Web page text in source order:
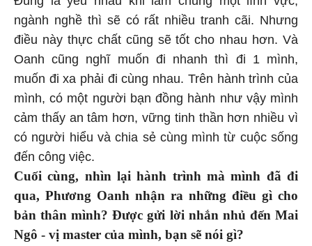
ngành nghề thì sẽ có rất nhiều tranh cãi. Nhưng
điều này thực chất cũng sẽ tốt cho nhau hơn. Và
Oanh cũng nghĩ muốn đi nhanh thì đi 1 mình,
muốn đi xa phải đi cùng nhau. Trên hành trình của
mình, có một người bạn đồng hành như vậy mình
cảm thấy an tâm hơn, vững tinh thần hơn nhiều vì
có người hiểu và chia sẻ cùng mình từ cuộc sống
đến công việc.
Cuối cùng, nhìn lại hành trình mà mình đã đi
qua, Phương Oanh nhận ra những điều gì cho
bản thân mình? Được gửi lời nhắn nhủ đến Mai
Ngô - vị master của mình, bạn sẽ nói gì?